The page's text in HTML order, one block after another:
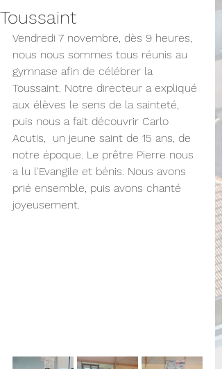
Toussaint
Vendredi 7 novembre, dès 9 heures,
nous nous sommes tous réunis au
gymnase afin de célébrer la
Toussaint. Notre directeur a expliqué
aux élèves le sens de la sainteté,
puis nous a fait découvrir Carlo
Acutis,  un jeune saint de 15 ans, de
notre époque. Le prêtre Pierre nous
a lu l'Evangile et bénis. Nous avons
prié ensemble, puis avons chanté
joyeusement.